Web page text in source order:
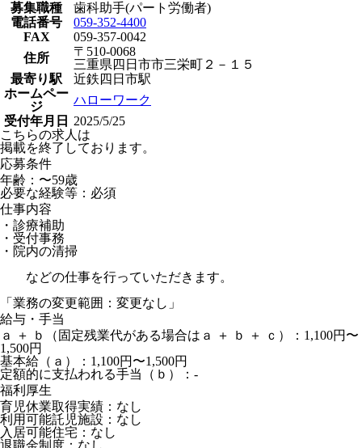
募集職種
歯科助手(パート労働者)
電話番号
059-352-4400
FAX
059-357-0042
住所
〒510-0068
三重県四日市市三栄町２－１５
最寄り駅
近鉄四日市駅
ホームペー
ジ
ハローワーク
受付年月日
2025/5/25
こちらの求人は
掲載を終了しております。
応募条件
年齢：〜59歳
必要な経験等：必須
仕事内容
・診療補助
・受付事務
・院内の清掃
などの仕事を行っていただきます。
「業務の変更範囲：変更なし」
給与・手当
ａ ＋ ｂ（固定残業代がある場合はａ ＋ ｂ ＋ ｃ）：1,100円〜
1,500円
基本給（ａ）：1,100円〜1,500円
定額的に支払われる手当（ｂ）：-
福利厚生
育児休業取得実績：なし
利用可能託児施設：なし
入居可能住宅：なし
退職金制度：なし